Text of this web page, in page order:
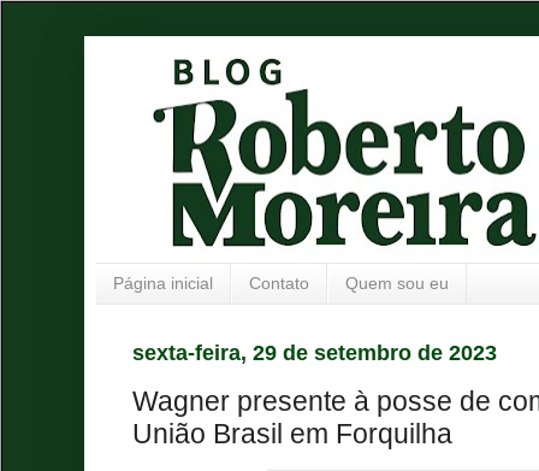
Página inicial Contato Quem sou eu
sexta-feira, 29 de setembro de 2023
Wagner presente à posse de
União Brasil em Forquilha